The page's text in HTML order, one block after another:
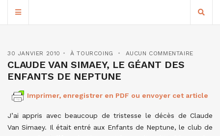
30 JANVIER 2010 À TOURCOING AUCUN COMMENTAIRE
CLAUDE VAN SIMAEY, LE GÉANT DES
ENFANTS DE NEPTUNE
Imprimer, enregistrer en PDF ou envoyer cet article
J’ai appris avec beaucoup de tristesse le décès de Claude
Van Simaey. Il était entré aux Enfants de Neptune, le club de